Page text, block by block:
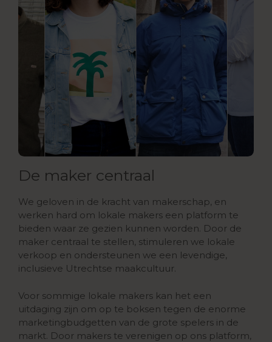
De maker centraal
We geloven in de kracht van makerschap, en
werken hard om lokale makers een platform te
bieden waar ze gezien kunnen worden. Door de
maker centraal te stellen, stimuleren we lokale
verkoop en ondersteunen we een levendige,
inclusieve Utrechtse maakcultuur.
Voor sommige lokale makers kan het een
uitdaging zijn om op te boksen tegen de enorme
marketingbudgetten van de grote spelers in de
markt. Door makers te verenigen op ons platform,